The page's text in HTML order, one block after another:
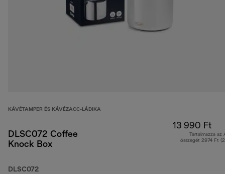
KÁVÉTAMPER ÉS KÁVÉZACC-LÁDIKA
DLSC072 Coffee
Knock Box
DLSC072
13 990 Ft
Tartalmazza az
összegét 2974 Ft